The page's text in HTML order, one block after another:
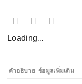
Loading...
คำอธิบาย ข้อมูลเพิ่มเติม